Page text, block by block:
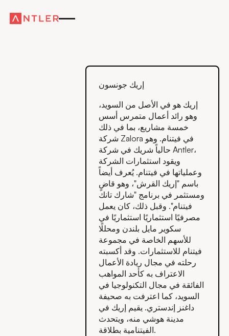
إريك جونسون
إريك هو في الأصل من السويد،
وهو رائد أعمال متمرس أسس
خمسة مشاريع، بما في ذلك
شركة Zalora في فيتنام. وهو
حالياً شريك في شركة Antler،
ويقود استثمارات الشركة
وعملياتها في فيتنام. يُعرف أيضاً
باسم "إريك القرش"، وهو قاضٍ
ومستثمر في برنامج "شارك تانك
فيتنام". وقبل ذلك، كان يعمل
مصرفيًا استثماريًا استثماريًا في
سكوير مايل بلندن ومحللًا
للأسهم الخاصة في مجموعة
فيتنام للاستثمارات. وقد أكسبته
رحلته في مجال ريادة الأعمال
الاعتراف به كأحد المواهب
الفائقة في مجال التكنولوجيا في
السويد، كما اعترفت به صحيفة
داغنز إندستري. يقيم إريك في
مدينة هوشي منه، ويتحدث
الفيتنامية بطلاقة.